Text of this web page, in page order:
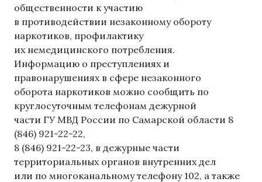
общественности к участию
в противодействии незаконному обороту
наркотиков, профилактику
их немедицинского потребления.
Информацию о преступлениях и
правонарушениях в сфере незаконного
оборота наркотиков можно сообщить по
круглосуточным телефонам дежурной
части ГУ МВД России по Самарской области 8
(846) 921-22-22,
8 (846) 921-22-23, в дежурные части
территориальных органов внутренних дел
или по многоканальному телефону 102, а также